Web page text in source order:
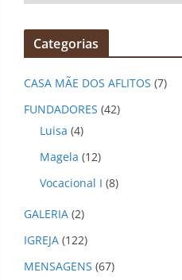
r
q
v
o
Categorias
CASA MÃE DOS AFLITOS (7)
FUNDADORES (42)
Luisa (4)
Magela (12)
Vocacional I (8)
GALERIA (2)
IGREJA (122)
MENSAGENS (67)